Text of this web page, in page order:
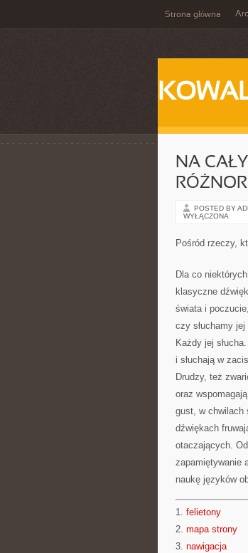
Strona główna
NA
POSTED BY
WYŁĄCZONA
Pośród rzeczy,
Dla co
klasyczne
świata i
czy słuchamy
Każdy jej
i słuchają w
Drudzy, też
oraz
gust, w chwilach
dźwiękach
otaczających.
zapamiętywanie
naukę języków
1. felietony
2. mapa strony
3. nawigacja